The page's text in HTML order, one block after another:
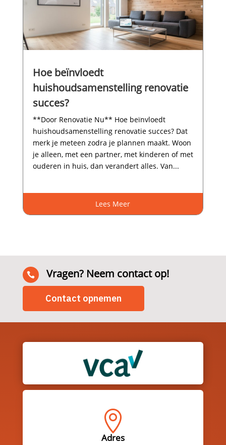
Hoe beïnvloedt
huishoudsamenstelling renovatie
succes?
**Door Renovatie Nu** Hoe beïnvloedt
huishoudsamenstelling renovatie succes? Dat
merk je meteen zodra je plannen maakt.​ Woon
je alleen, met een partner, met kinderen of met
ouderen in huis, dan verandert alles.​ Van...
Lees Meer
 Vragen? Neem contact op!
Contact opnemen

Adres